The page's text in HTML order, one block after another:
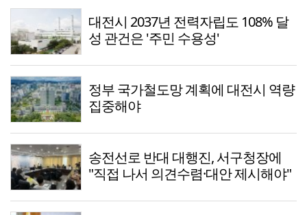
대전시 2037년 전력자립도 108% 달
성 관건은 '주민 수용성'
정부 국가철도망 계획에 대전시 역량
집중해야
송전선로 반대 대행진, 서구청장에
"직접 나서 의견수렴·대안 제시해야"